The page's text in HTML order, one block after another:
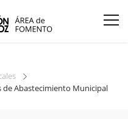
de Abastecimiento Municipal